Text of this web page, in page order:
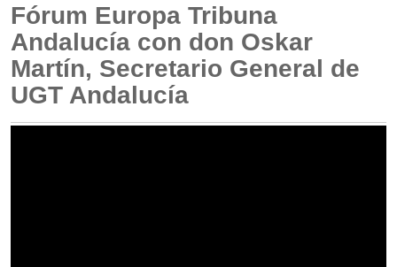
Fórum Europa Tribuna
Andalucía con don Oskar
Martín, Secretario General de
UGT Andalucía